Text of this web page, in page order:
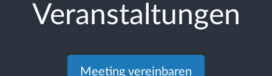
Veranstaltungen
Meeting vereinbaren